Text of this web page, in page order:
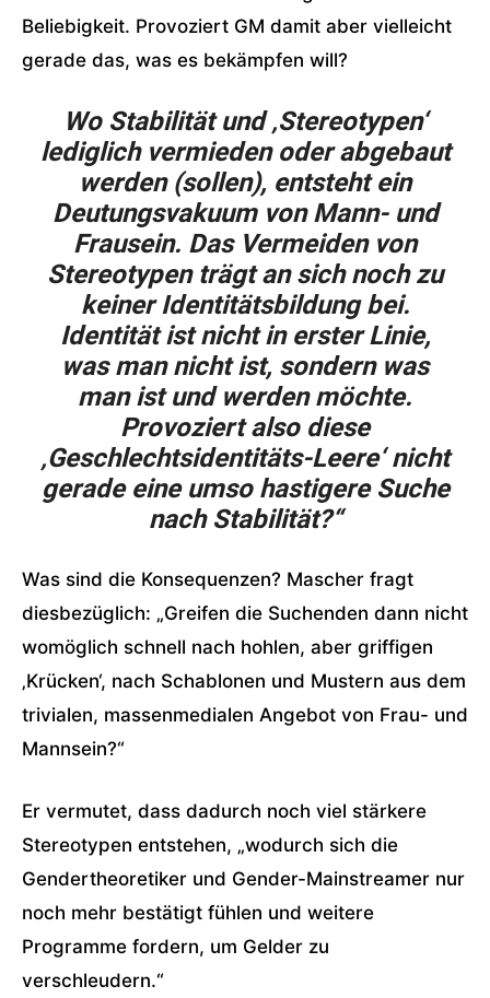
Beliebigkeit. Provoziert GM damit aber vielleicht
gerade das, was es bekämpfen will?
Wo Stabilität und ‚Stereotypen‘
lediglich vermieden oder abgebaut
werden (sollen), entsteht ein
Deutungsvakuum von Mann- und
Frausein. Das Vermeiden von
Stereotypen trägt an sich noch zu
keiner Identitätsbildung bei.
Identität ist nicht in erster Linie,
was man nicht ist, sondern was
man ist und werden möchte.
Provoziert also diese
‚Geschlechtsidentitäts-Leere‘ nicht
gerade eine umso hastigere Suche
nach Stabilität?“
Was sind die Konsequenzen? Mascher fragt
diesbezüglich: „Greifen die Suchenden dann nicht
womöglich schnell nach hohlen, aber griffigen
‚Krücken‘, nach Schablonen und Mustern aus dem
trivialen, massenmedialen Angebot von Frau- und
Mannsein?“
Er vermutet, dass dadurch noch viel stärkere
Stereotypen entstehen, „wodurch sich die
Gendertheoretiker und Gender-Mainstreamer nur
noch mehr bestätigt fühlen und weitere
Programme fordern, um Gelder zu
verschleudern.“